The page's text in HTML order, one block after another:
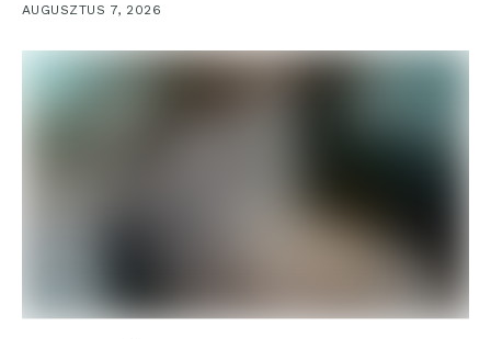
AUGUSZTUS 7, 2026